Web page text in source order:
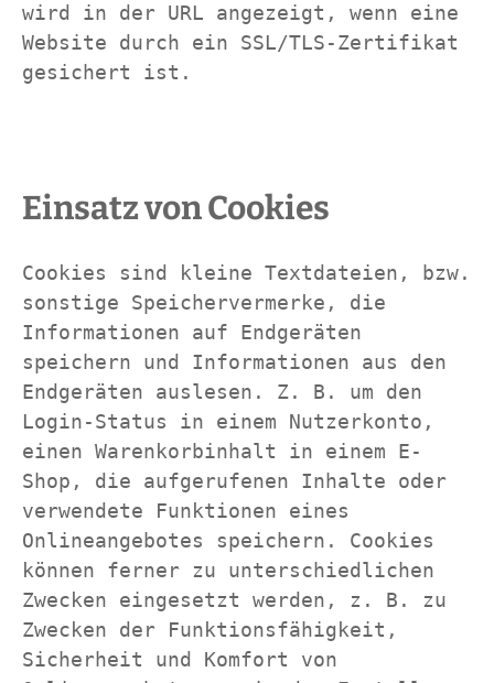
wird in der URL angezeigt, wenn eine
Website durch ein SSL/TLS-Zertifikat
gesichert ist.
Einsatz von Cookies
Cookies sind kleine Textdateien, bzw.
sonstige Speichervermerke, die
Informationen auf Endgeräten
speichern und Informationen aus den
Endgeräten auslesen. Z. B. um den
Login-Status in einem Nutzerkonto,
einen Warenkorbinhalt in einem E-
Shop, die aufgerufenen Inhalte oder
verwendete Funktionen eines
Onlineangebotes speichern. Cookies
können ferner zu unterschiedlichen
Zwecken eingesetzt werden, z. B. zu
Zwecken der Funktionsfähigkeit,
Sicherheit und Komfort von